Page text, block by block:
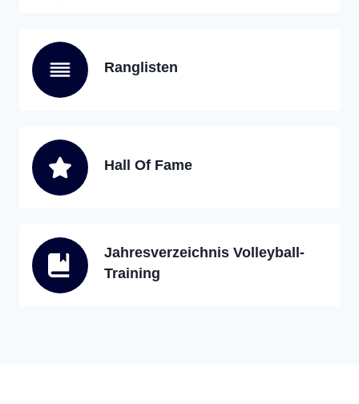
Ranglisten
Hall Of Fame
Jahresverzeichnis Volleyball-
Training